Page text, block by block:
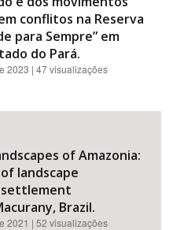
conflitos na Reserva
para Sempre” em
do Pará.
2023 | 47 visualizações
of Amazonia:
landscape
settlement
Brazil.
2021 | 52 visualizações